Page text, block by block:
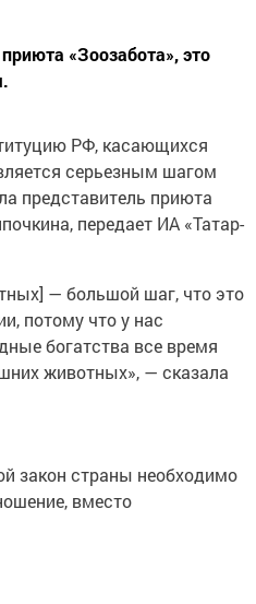
«Зоозабота», это
РФ, касающихся
серьезным шагом
представитель приюта
передает ИА «Татар-
— большой шаг, что это
потому что у нас
богатства все время
животных», — сказала
закон страны необходимо
вместо